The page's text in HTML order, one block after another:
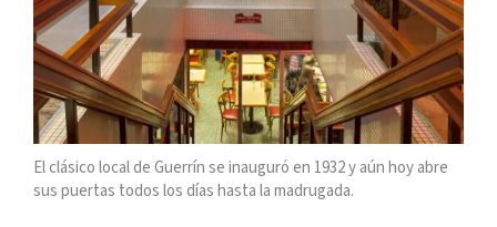
El clásico local de Guerrín se inauguró en 1932 y aún hoy abre
sus puertas todos los días hasta la madrugada.